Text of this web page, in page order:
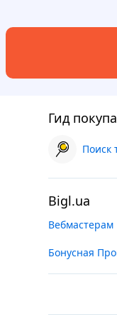
Гид
Поиск
Bigl.ua
Вебмастерам
Бонусная